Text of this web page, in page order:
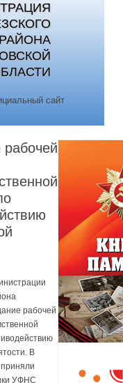
РАЙОНА
сайт
рабочей
рабочей
В
УФНС